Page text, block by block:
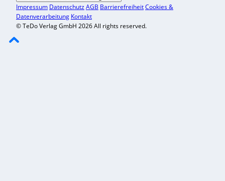
Impressum DatenschutzAGB BarrierefreiheitCookies &
Datenverarbeitung Kontakt
© TeDo Verlag GmbH 2026 All rights reserved.